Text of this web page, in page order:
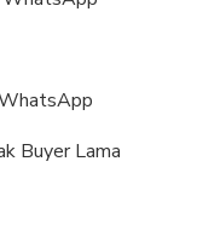
Buyer Lama